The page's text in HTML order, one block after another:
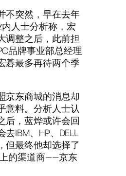
不突然，早在去年
人士分析称，宏
调整之后，此前担
品牌事业部总经理
碁最多再待两个季
京东商城的消息却
意料。分析人士认
后，蓝烨或许会回
IBM、HP、DELL
但最终他却选择了
的渠道商——京东